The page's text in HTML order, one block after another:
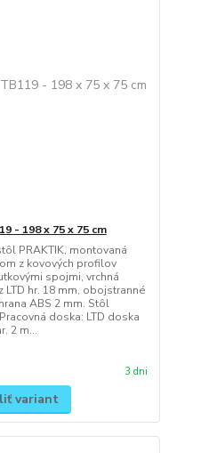
- 198 x 75 x 75 cm
PRAKTIK, montovaná
z kovových profilov
spojmi, vrchná
hr. 18 mm, obojstranné
ABS 2 mm. Stôl
doska: LTD doska
2 m...
3 dni
variant